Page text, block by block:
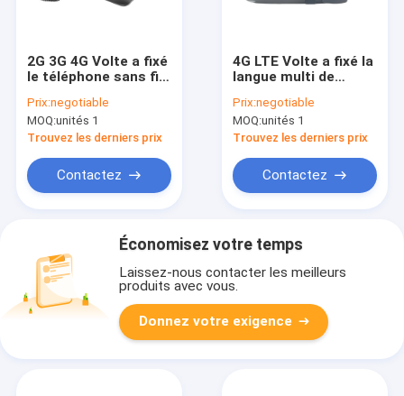
2G 3G 4G Volte a fixé
le téléphone sans fil
névralgique de WIFI
Prix:negotiable
MOQ:unités 1
Trouvez les derniers prix
Contactez
4G LTE Volte a fixé la
langue multi de
de téléphone
Prix:negotiable
MOQ:unités 1
Trouvez les derniers prix
Contactez
Économisez votre temps
Laissez-nous contacter les meilleurs
produits avec vous.
Donnez votre exigence